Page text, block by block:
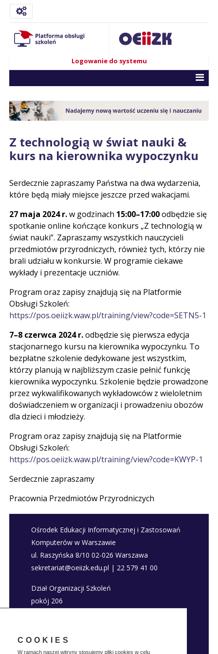
COOKIES
W ramach naszej witryny stosujemy pliki cookies w celu
Logowanie do systemu
Z technologią w świat nauki &
kurs na kierownika wypoczynku
Serdecznie zapraszamy Państwa na dwa wydarzenia,
które będą miały miejsce jeszcze przed wakacjami.
27 maja 2024 r.w godzinach 15:00–17:00odbędzie się
spotkanie online kończące konkurs „Z technologią w
świat nauki”. Zapraszamy wszystkich nauczycieli
przedmiotów przyrodniczych, również tych, którzy nie
brali udziału w konkursie. W programie ciekawe
wykłady i prezentacje uczniów.
Program oraz zapisy znajdują się na Platformie
Obsługi Szkoleń:
https://pos.oeiizk.waw.pl/training/view?code=SETN5-1
7–8 czerwca 2024 r.odbędzie się pierwsza edycja
stacjonarnego kursu na kierownika wypoczynku. To
bezpłatne szkolenie dedykowane jest wszystkim,
którzy planują w najbliższym czasie pełnić funkcję
kierownika wypoczynku. Szkolenie będzie prowadzone
przez wykwalifikowanych wykładowców z wieloletnim
doświadczeniem w organizacji i prowadzeniu obozów
dla dzieci i młodzieży.
Program oraz zapisy znajdują się na Platformie
Obsługi Szkoleń:
https://pos.oeiizk.waw.pl/training/view?code=KWYP-1
Serdecznie zapraszamy
Pracownia Przedmiotów Przyrodniczych
Ośrodek Edukacji Informatycznej i Zastosowań
Komputerów w Warszawie
ul. Raszyńska 8/10 02-026 Warszawa
sekretariat@oeiizk.edu.pl | 22 579 41 00
Dział Organizacji Szkoleń
pokój 206